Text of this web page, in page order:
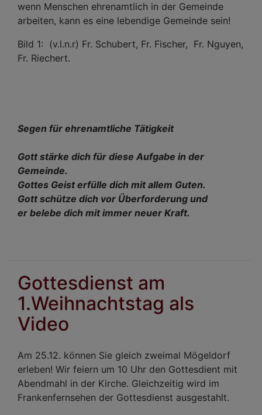
wenn Menschen ehrenamtlich in der Gemeinde
arbeiten, kann es eine lebendige Gemeinde sein!
Bild 1: (v.l.n.r) Fr. Schubert, Fr. Fischer, Fr. Nguyen,
Fr. Riechert.
Segen für ehrenamtliche Tätigkeit
Gott stärke dich für diese Aufgabe in der
Gemeinde.
Gottes Geist erfülle dich mit allem Guten.
Gott schütze dich vor Überforderung und
er belebe dich mit immer neuer Kraft.
Gottesdienst am
1.Weihnachtstag als
Video
Am 25.12. können Sie gleich zweimal Mögeldorf
erleben! Wir feiern um 10 Uhr den Gottesdient mit
Abendmahl in der Kirche. Gleichzeitig wird im
Frankenfernsehen der Gottesdienst ausgestahlt.